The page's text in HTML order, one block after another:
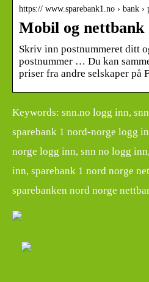
https:// www.sparebank1.no › bank
Mobil og nettbank
Skriv inn postnummeret ditt
postnummer … Du kan
priser fra andre selskaper på
Keywords: snn.no logg inn,
sparebank 1 nord-norge logg
norge logg inn, snn no logg
inn, sparebank 1 nord norge
sparebanken nord norge